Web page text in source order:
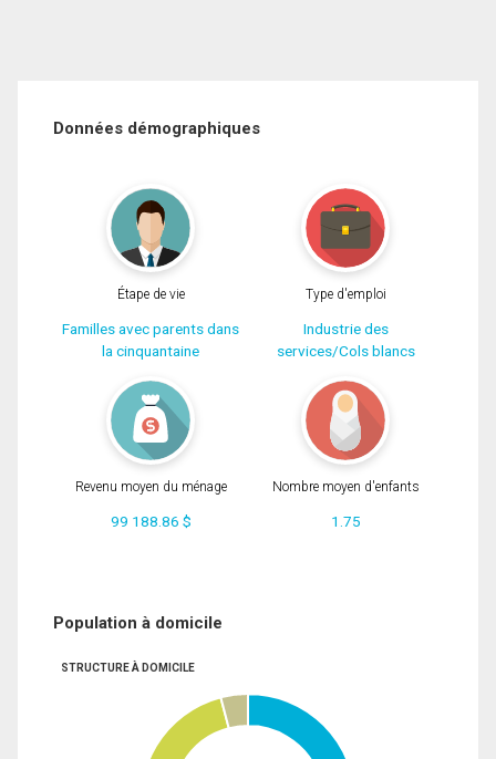
Données démographiques
Étape de vie
Familles avec parents dans
la cinquantaine
Type d'emploi
Industrie des
services/Cols blancs
Revenu moyen du ménage
99 188.86 $
Nombre moyen d'enfants
1.75
Population à domicile
STRUCTURE À DOMICILE